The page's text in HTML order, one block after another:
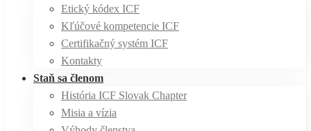
Etický kódex ICF
Kľúčové kompetencie ICF
Certifikačný systém ICF
Kontakty
Staň sa členom
História ICF Slovak Chapter
Misia a vízia